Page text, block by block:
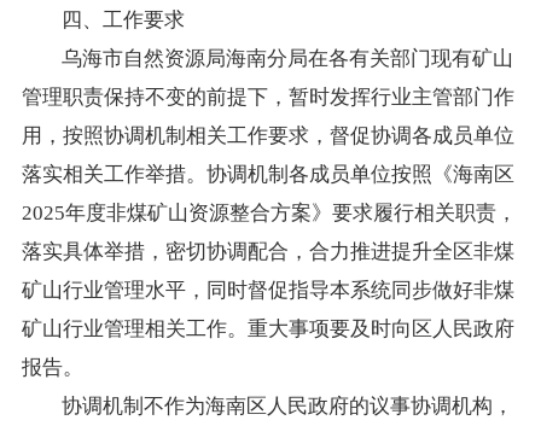
四、工作要求
乌海市自然资源局海南分局在各有关部门现有矿山
管理职责保持不变的前提下，暂时发挥行业主管部门作
用，按照协调机制相关工作要求，督促协调各成员单位
落实相关工作举措。协调机制各成员单位按照《海南区
2025年度非煤矿山资源整合方案》要求履行相关职责，
落实具体举措，密切协调配合，合力推进提升全区非煤
矿山行业管理水平，同时督促指导本系统同步做好非煤
矿山行业管理相关工作。重大事项要及时向区人民政府
报告。
协调机制不作为海南区人民政府的议事协调机构，